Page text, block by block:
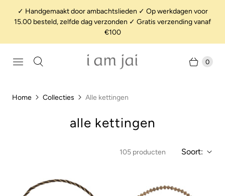
✓ Handgemaakt door ambachtslieden ✓ Op werkdagen voor
15.00 besteld, zelfde dag verzonden ✓ Gratis verzending vanaf
€100
0
Home Collecties Alle kettingen
alle kettingen
105 producten Soort: